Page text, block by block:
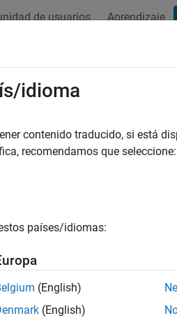
de usuarios Aprendizaje
de esta página aún no se
inglés.
resultados
de ejecutar las pruebas, puede
resultados se muestran en Test
de datos, incluidas gráficas
Puede actualizar los datos de
ayuda a determinar cómo
idioma
contenido traducido, si está
recomendamos que seleccione:
países/idiomas:
(English)
(English)